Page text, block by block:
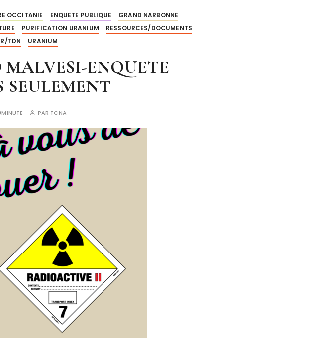
OCCITANIE ENQUETE PUBLIQUE
GRAND NARBONNE
PURIFICATION URANIUM
RESSOURCES/DOCUMENTS
TDN URANIUM
MALVESI-ENQUETE
SEULEMENT
PAR TCNA